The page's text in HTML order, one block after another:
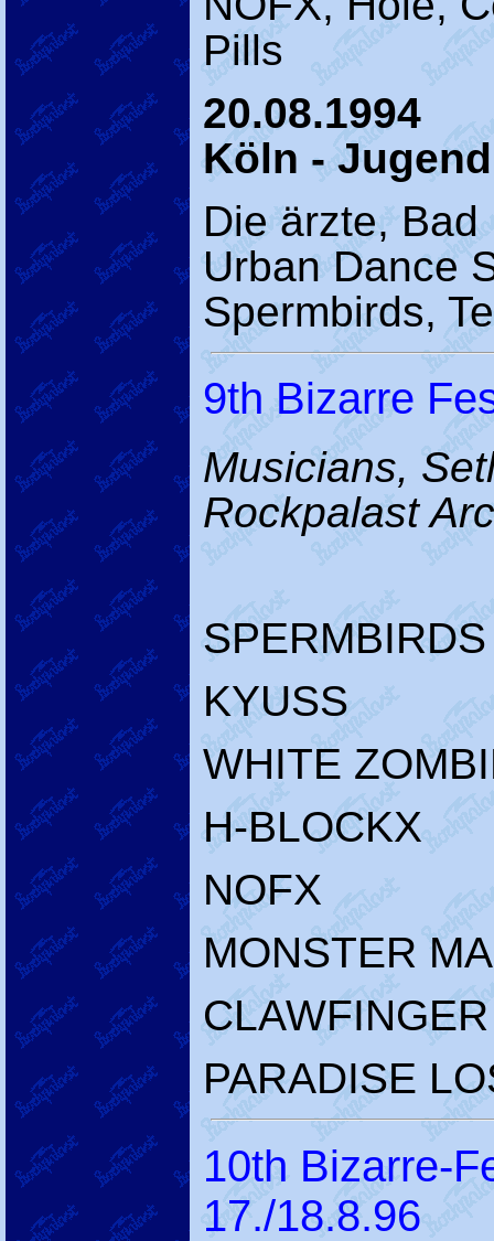
Pills
20.08.1994
Köln -
Die ärzte,
Urban Dance
Spermbirds,
9th Bizarre
Musicians,
Rockpalast
SPERMBIRDS
KYUSS
WHITE
H-BLOCKX
NOFX
MONSTER
CLAWFINGER
PARADISE
10th Bizarre-
17./18.8.96